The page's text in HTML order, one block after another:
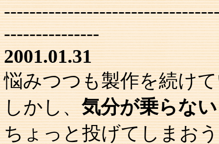
---------------
2001.01.31
悩みつつも製作を続け
しかし、気分が乗らな
ちょっと投げてしまお